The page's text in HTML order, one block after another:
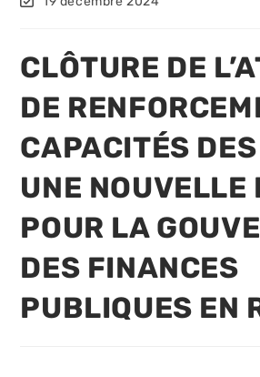
la
publication :
CLÔTURE DE
DE
CAPACITÉS
UNE NOUVELLE
POUR LA
DES FINANCES
PUBLIQUES EN